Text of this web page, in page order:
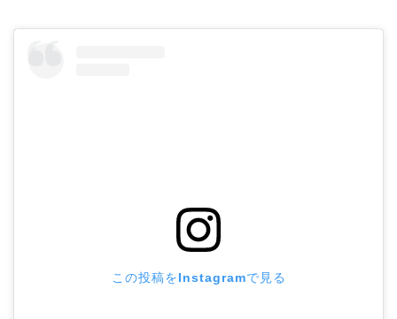
この投稿をInstagramで見る